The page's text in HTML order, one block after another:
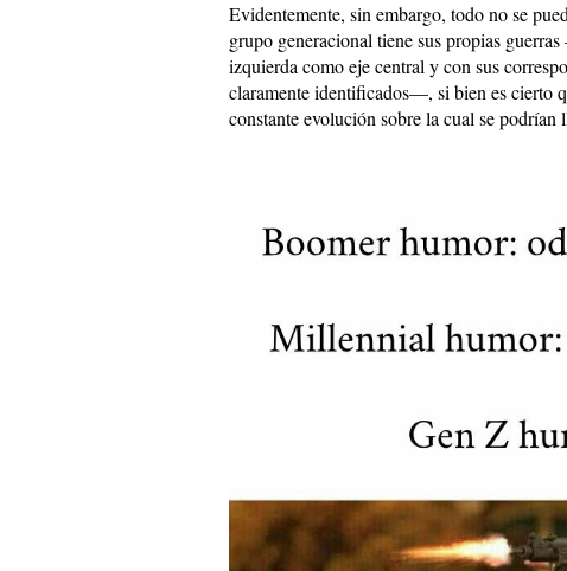
Evidentemente, sin embargo, todo no se
grupo generacional tiene sus propias
izquierda como eje central y con sus
claramente identificados—, si bien es cierto
constante evolución sobre la cual se podrían